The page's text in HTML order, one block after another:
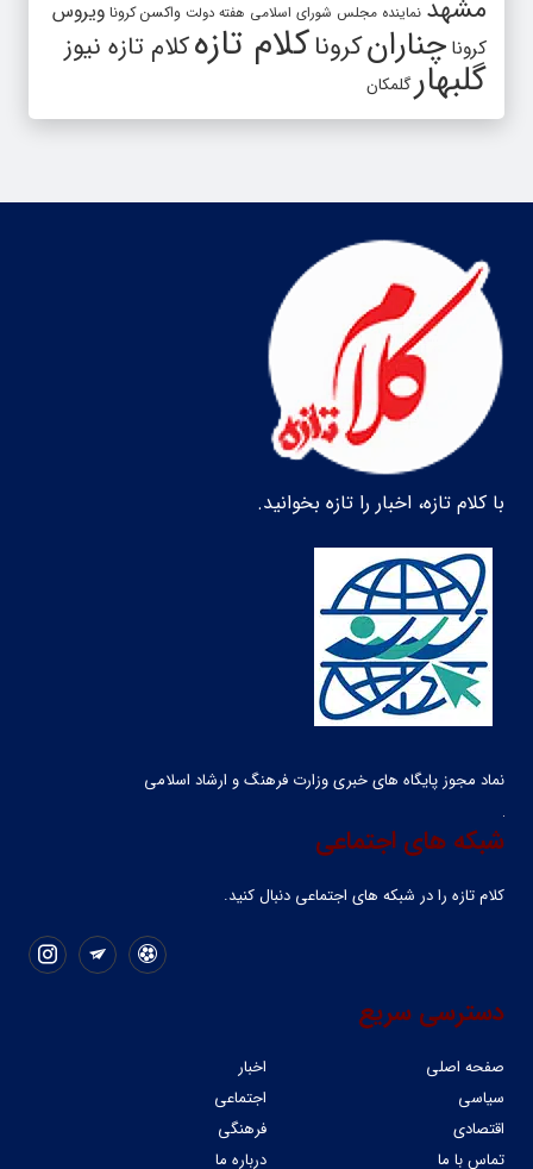
مشهد نماینده مجلس شورای اسلامی هفته دولت واکسن کرونا ویروس
کرونا چنارانکروناکلام تازهکلام تازه نیوز
گلبهارگلمکان
با کلام تازه، اخبار را تازه بخوانید.
نماد مجوز پایگاه های خبری وزارت فرهنگ و ارشاد اسلامی
شبکه های اجتماعی
کلام تازه را در شبکه ‌های اجتماعی دنبال کنید.
دسترسی سریع
صفحه اصلی
اخبار
سیاسی
اجتماعی
اقتصادی
فرهنگی
تماس با ما
درباره ما